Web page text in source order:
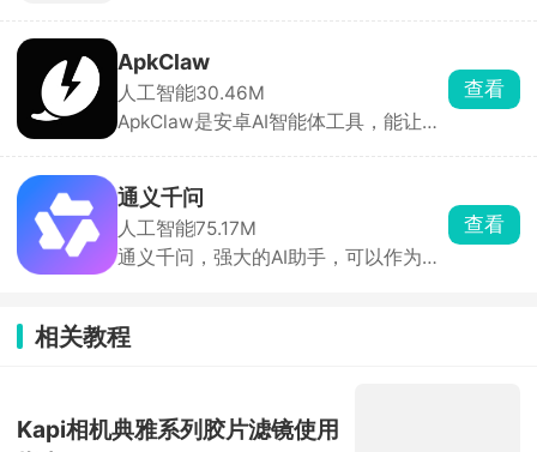
能，可在一个应用内自由切换模型。还
能自定义 AI 助手与对话参数，适合办
公、创作、学习等场景。
ApkClaw
人工智能30.46M
ApkClaw是安卓AI智能体工具，能让普
+主流大模型。可过钉钉、飞书、QQ、
Discord 远程发指令，实现远程打卡、
签到，自动处理弹窗、闪退、网络异
常。
查看
通义千问
人工智能75.17M
通义千问，强大的AI助手，可以作为你
种难题。强大的AI生成工具，只需要输
入你的需求信息，囊括全网答案，给出
硬。
查看
相关教程
指南